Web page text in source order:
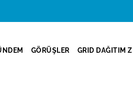
GÖRÜŞLER GRID DAĞITIM